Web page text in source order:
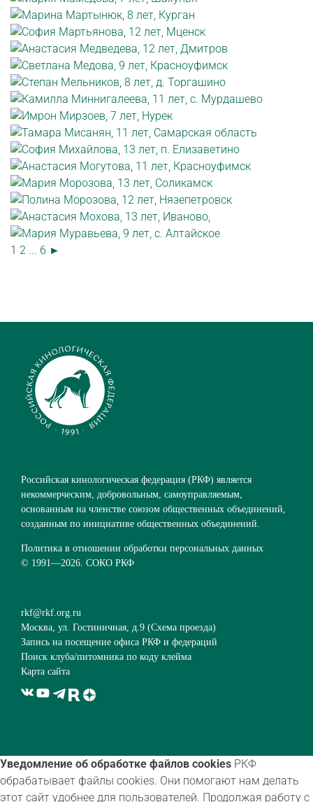
1 2 ... 6 ►
Российская кинологическая федерация (РКФ) является
некоммерческим, добровольным, самоуправляемым,
основанным на членстве союзом общественных объединений,
созданным по инициативе общественных объединений.
Политика в отношении обработки персональных данных
© 1991—2026. СОКО РКФ
rkf@rkf.org.ru
Москва, ул. Гостиничная, д.9 (Схема проезда)
Запись на посещение офиса РКФ и федераций
Поиск клуба/питомника по коду клейма
Карта сайта
Уведомление об обработке файлов cookies РКФ
обрабатывает файлы cookies. Они помогают нам делать
этот сайт удобнее для пользователей. Продолжая работу с